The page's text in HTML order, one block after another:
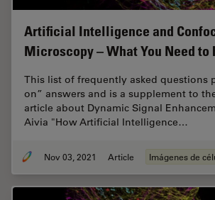
Artificial Intelligence and
Microscopy – What You Need to
This list of frequently asked questions
on” answers and is a supplement to
article about Dynamic Signal
Aivia "How Artificial Intelligence…
Nov 03, 2021 Article Imágenes de